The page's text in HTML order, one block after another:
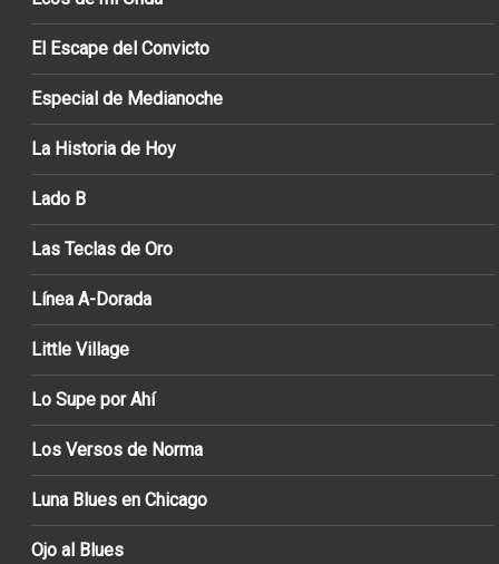
El Escape del Convicto
Especial de Medianoche
La Historia de Hoy
Lado B
Las Teclas de Oro
Línea A-Dorada
Little Village
Lo Supe por Ahí
Los Versos de Norma
Luna Blues en Chicago
Ojo al Blues